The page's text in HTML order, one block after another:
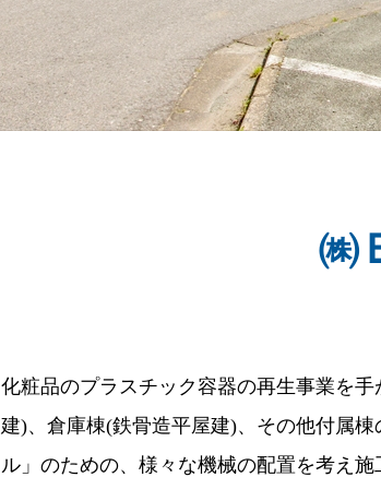
㈱
化粧品のプラスチック容器の再生事業を
建)、倉庫棟(鉄骨造平屋建)、その他付属
ル」のための、様々な機械の配置を考え施